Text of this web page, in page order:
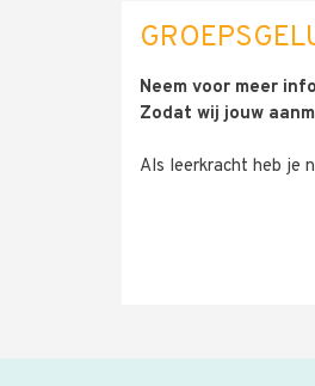
Neem voor meer
Zodat wij jouw
Als leerkracht heb je